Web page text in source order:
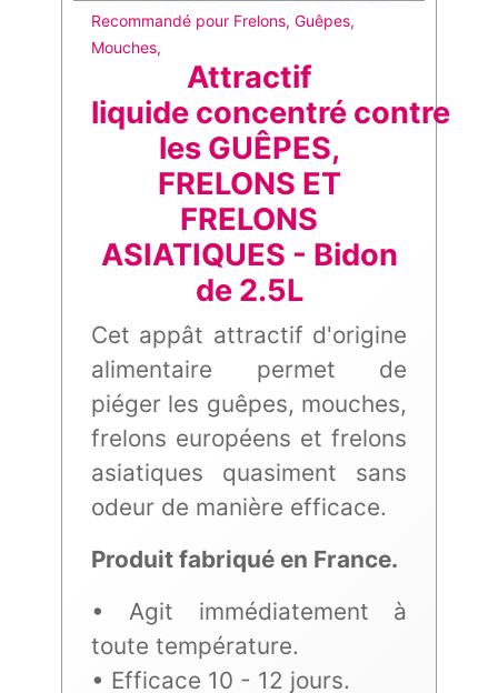
Recommandé pour Frelons, Guêpes,
Mouches,
Attractif
liquide concentré contre
les GUÊPES,
FRELONS ET
FRELONS
ASIATIQUES - Bidon
de 2.5L
Cet appât attractif d'origine
alimentaire permet de
piéger les guêpes, mouches,
frelons européens et frelons
asiatiques quasiment sans
odeur de manière efficace.
Produit fabriqué en France.
• Agit immédiatement à
toute température.
• Efficace 10 - 12 jours.